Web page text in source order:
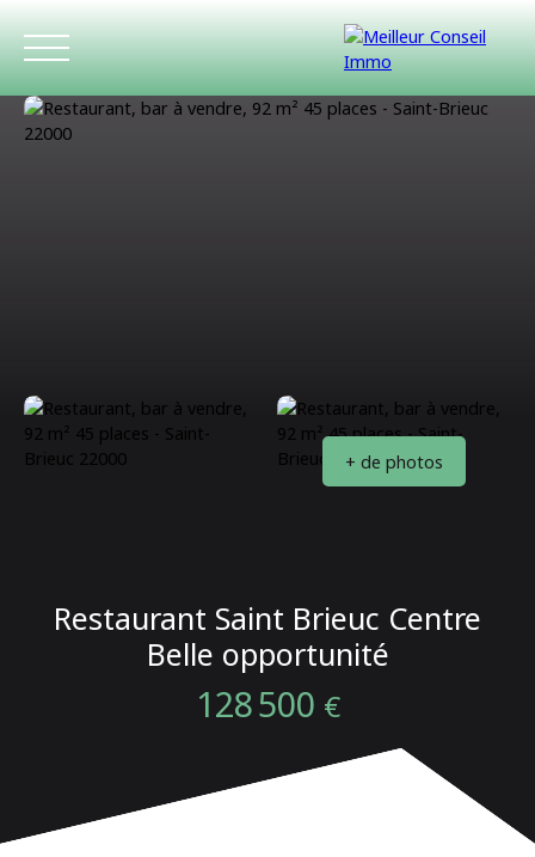
+ de photos
Restaurant Saint Brieuc Centre
Belle opportunité
128 500 €